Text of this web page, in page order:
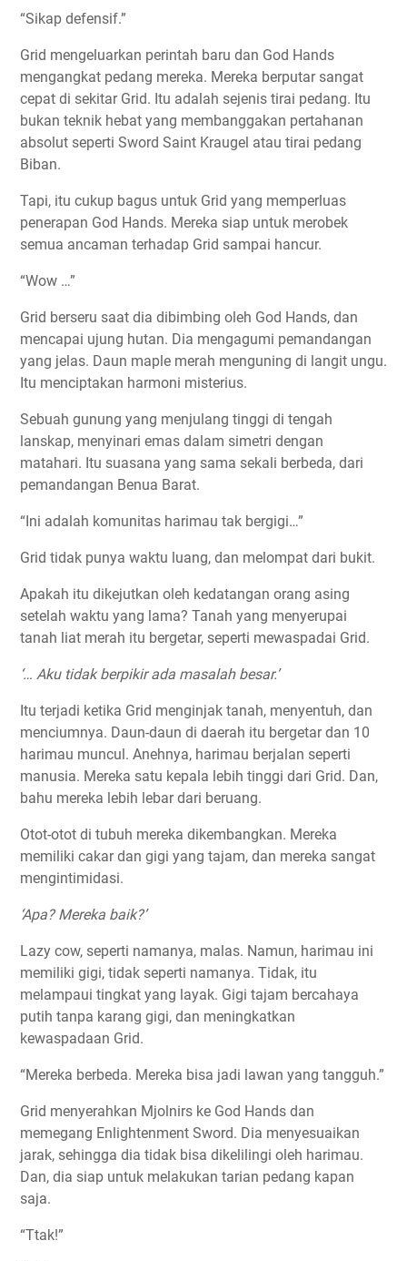
“Sikap defensif.”
Grid mengeluarkan perintah baru dan God Hands
mengangkat pedang mereka. Mereka berputar sangat
cepat di sekitar Grid. Itu adalah sejenis tirai pedang. Itu
bukan teknik hebat yang membanggakan pertahanan
absolut seperti Sword Saint Kraugel atau tirai pedang
Biban.
Tapi, itu cukup bagus untuk Grid yang memperluas
penerapan God Hands. Mereka siap untuk merobek
semua ancaman terhadap Grid sampai hancur.
“Wow …”
Grid berseru saat dia dibimbing oleh God Hands, dan
mencapai ujung hutan. Dia mengagumi pemandangan
yang jelas. Daun maple merah menguning di langit ungu.
Itu menciptakan harmoni misterius.
Sebuah gunung yang menjulang tinggi di tengah
lanskap, menyinari emas dalam simetri dengan
matahari. Itu suasana yang sama sekali berbeda, dari
pemandangan Benua Barat.
“Ini adalah komunitas harimau tak bergigi…”
Grid tidak punya waktu luang, dan melompat dari bukit.
Apakah itu dikejutkan oleh kedatangan orang asing
setelah waktu yang lama? Tanah yang menyerupai
tanah liat merah itu bergetar, seperti mewaspadai Grid.
‘… Aku tidak berpikir ada masalah besar.’
Itu terjadi ketika Grid menginjak tanah, menyentuh, dan
menciumnya. Daun-daun di daerah itu bergetar dan 10
harimau muncul. Anehnya, harimau berjalan seperti
manusia. Mereka satu kepala lebih tinggi dari Grid. Dan,
bahu mereka lebih lebar dari beruang.
Otot-otot di tubuh mereka dikembangkan. Mereka
memiliki cakar dan gigi yang tajam, dan mereka sangat
mengintimidasi.
‘Apa? Mereka baik?’
Lazy cow, seperti namanya, malas. Namun, harimau ini
memiliki gigi, tidak seperti namanya. Tidak, itu
melampaui tingkat yang layak. Gigi tajam bercahaya
putih tanpa karang gigi, dan meningkatkan
kewaspadaan Grid.
“Mereka berbeda. Mereka bisa jadi lawan yang tangguh.”
Grid menyerahkan Mjolnirs ke God Hands dan
memegang Enlightenment Sword. Dia menyesuaikan
jarak, sehingga dia tidak bisa dikelilingi oleh harimau.
Dan, dia siap untuk melakukan tarian pedang kapan
saja.
“Ttak!”